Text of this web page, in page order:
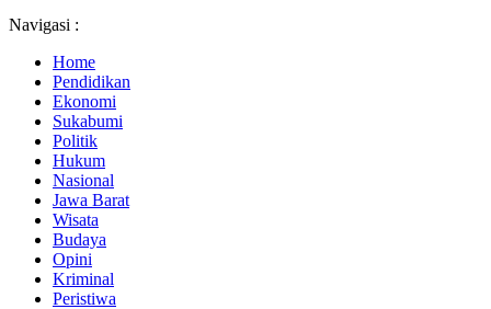
Navigasi :
Home
Pendidikan
Ekonomi
Sukabumi
Politik
Hukum
Nasional
Jawa Barat
Wisata
Budaya
Opini
Kriminal
Peristiwa